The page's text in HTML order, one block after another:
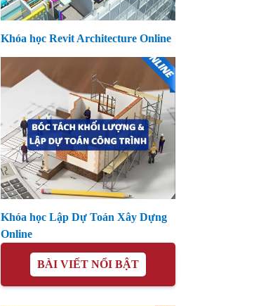
Khóa học Revit Architecture Online
Khóa học Lập Dự Toán Xây Dựng
Online
BÀI VIẾT NỔI BẬT